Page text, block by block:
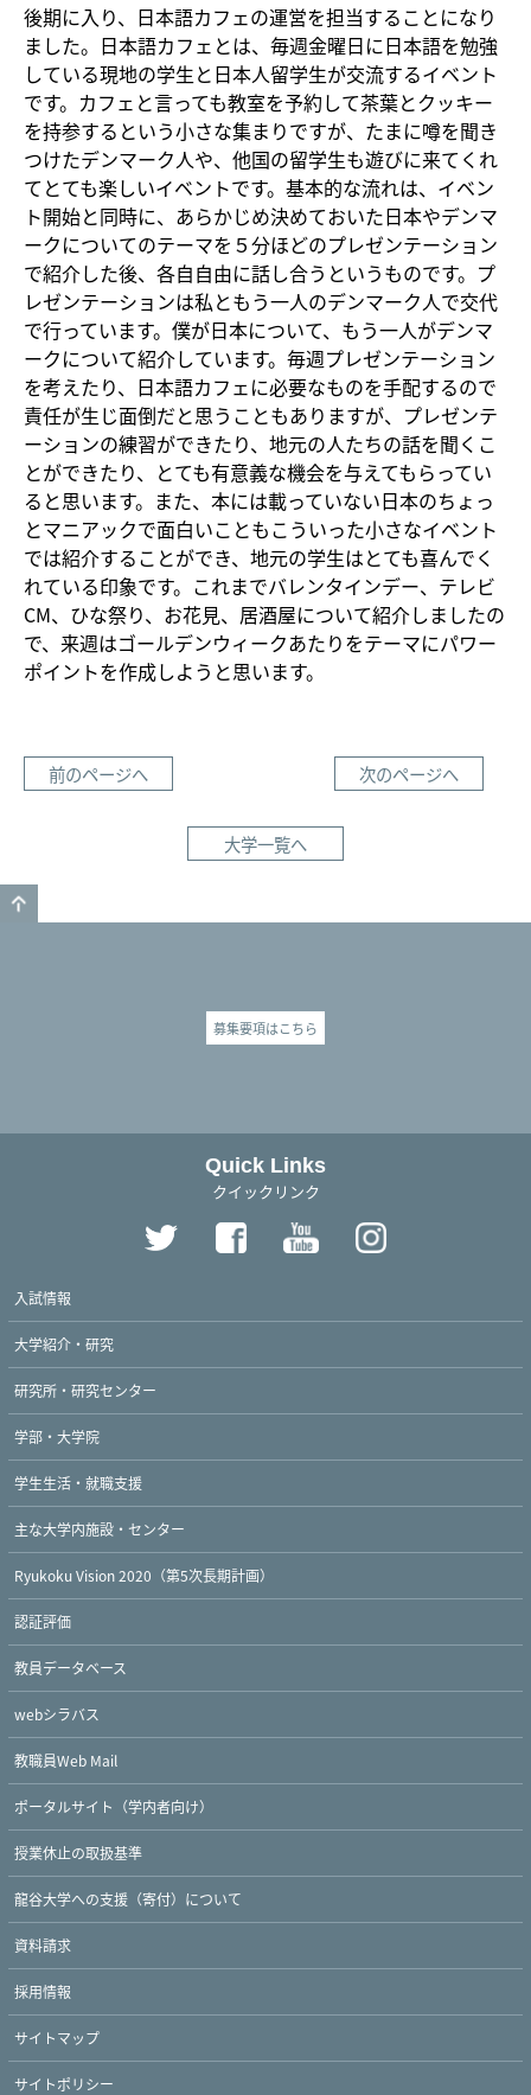
後期に入り、日本語カフェの運営を担当することになり
ました。日本語カフェとは、毎週金曜日に日本語を勉強
している現地の学生と日本人留学生が交流するイベント
です。カフェと言っても教室を予約して茶葉とクッキー
を持参するという小さな集まりですが、たまに噂を聞き
つけたデンマーク人や、他国の留学生も遊びに来てくれ
てとても楽しいイベントです。基本的な流れは、イベン
ト開始と同時に、あらかじめ決めておいた日本やデンマ
ークについてのテーマを５分ほどのプレゼンテーション
で紹介した後、各自自由に話し合うというものです。プ
レゼンテーションは私ともう一人のデンマーク人で交代
で行っています。僕が日本について、もう一人がデンマ
ークについて紹介しています。毎週プレゼンテーション
を考えたり、日本語カフェに必要なものを手配するので
責任が生じ面倒だと思うこともありますが、プレゼンテ
ーションの練習ができたり、地元の人たちの話を聞くこ
とができたり、とても有意義な機会を与えてもらってい
ると思います。また、本には載っていない日本のちょっ
とマニアックで面白いこともこういった小さなイベント
では紹介することができ、地元の学生はとても喜んでく
れている印象です。これまでバレンタインデー、テレビ
CM、ひな祭り、お花見、居酒屋について紹介しましたの
で、来週はゴールデンウィークあたりをテーマにパワー
ポイントを作成しようと思います。
前のページへ 次のページへ
大学一覧へ
募集要項はこちら
Quick Links
クイックリンク
入試情報
大学紹介・研究
研究所・研究センター
学部・大学院
学生生活・就職支援
主な大学内施設・センター
Ryukoku Vision 2020（第5次長期計画）
認証評価
教員データベース
webシラバス
教職員Web Mail
ポータルサイト（学内者向け）
授業休止の取扱基準
龍谷大学への支援（寄付）について
資料請求
採用情報
サイトマップ
サイトポリシー